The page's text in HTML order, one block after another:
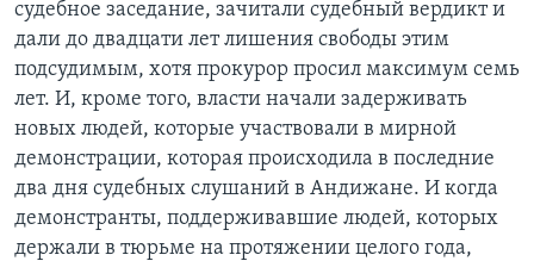
судебное заседание, зачитали судебный вердикт и
дали до двадцати лет лишения свободы этим
подсудимым, хотя прокурор просил максимум семь
лет. И, кроме того, власти начали задерживать
новых людей, которые участвовали в мирной
демонстрации, которая происходила в последние
два дня судебных слушаний в Андижане. И когда
демонстранты, поддерживавшие людей, которых
держали в тюрьме на протяжении целого года,